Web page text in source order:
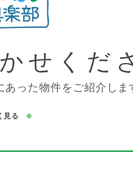
せくだ
あった物件をご紹介しま
見る